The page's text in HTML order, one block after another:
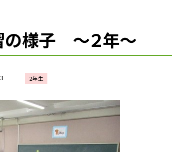
様子 ～２年～
2年生